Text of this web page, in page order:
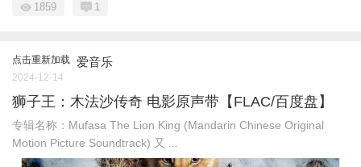
1859 1
点击重新加载 爱音乐
2024-12-14
狮子王：木法沙传奇 电影原声带【FLAC/百度盘】
专辑名称：Mufasa The Lion King (Mandarin Chinese Original
Motion Picture Soundtrack) 又 ...